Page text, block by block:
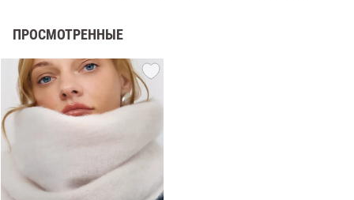
ПРОСМОТРЕННЫЕ